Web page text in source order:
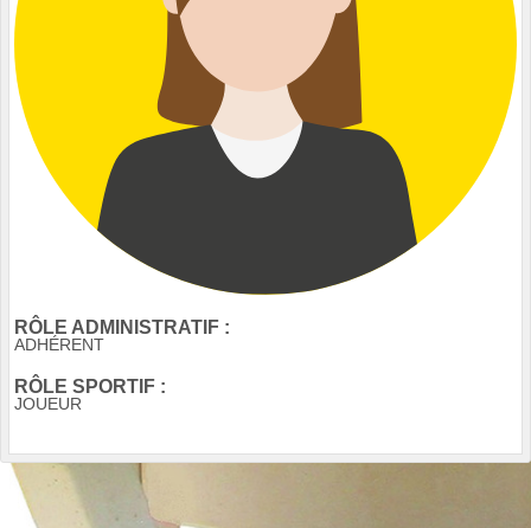
RÔLE ADMINISTRATIF :
ADHÉRENT
RÔLE SPORTIF :
JOUEUR